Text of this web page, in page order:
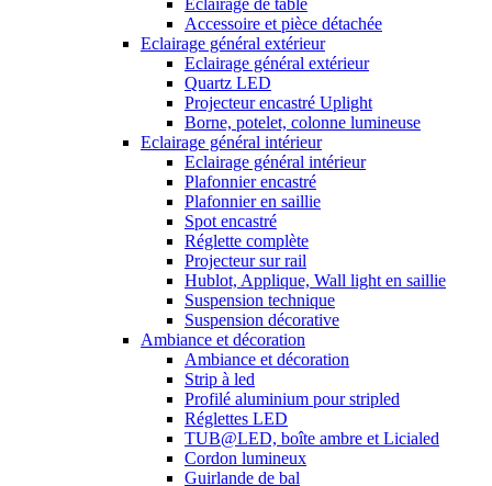
Eclairage de table
Accessoire et pièce détachée
Eclairage général extérieur
Eclairage général extérieur
Quartz LED
Projecteur encastré Uplight
Borne, potelet, colonne lumineuse
Eclairage général intérieur
Eclairage général intérieur
Plafonnier encastré
Plafonnier en saillie
Spot encastré
Réglette complète
Projecteur sur rail
Hublot, Applique, Wall light en saillie
Suspension technique
Suspension décorative
Ambiance et décoration
Ambiance et décoration
Strip à led
Profilé aluminium pour stripled
Réglettes LED
TUB@LED, boîte ambre et Licialed
Cordon lumineux
Guirlande de bal